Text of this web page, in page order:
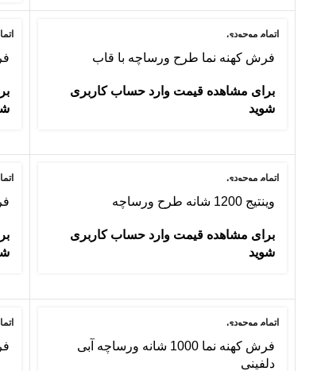
اتمام موجودی
فرش کهنه نما طرح ورساچه با قاب
برای مشاهده قیمت وارد حساب کاربری
شوید
اتمام موجودی
وینتیج 1200 شانه طرح ورساچه
برای مشاهده قیمت وارد حساب کاربری
شوید
اتمام موجودی
فرش کهنه نما 1000 شانه ورساچه آبی
دلفینی
فرش